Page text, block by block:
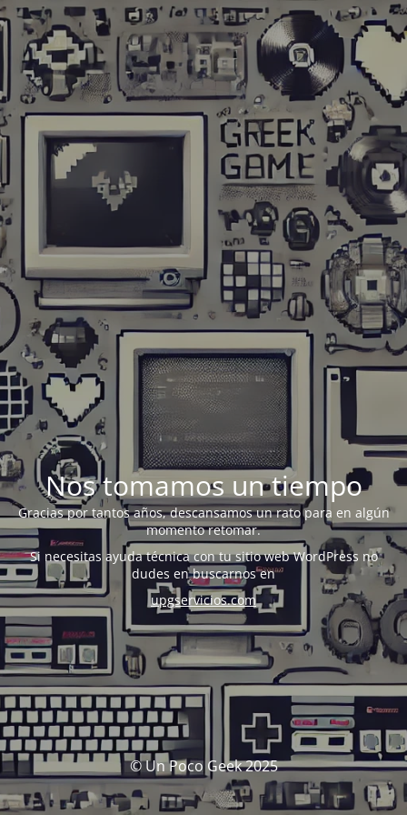
Nos tomamos un tiempo
Gracias por tantos años, descansamos un rato para en algún
momento retomar.
Si necesitas ayuda técnica con tu sitio web WordPress no
dudes en buscarnos en
upgservicios.com
© Un Poco Geek 2025